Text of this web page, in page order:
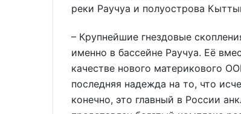
реки Раучуа и полуострова
– Крупнейшие гнездовые
именно в бассейне Раучуа. Её
качестве нового материкового
последняя надежда на то, что
конечно, это главный в России